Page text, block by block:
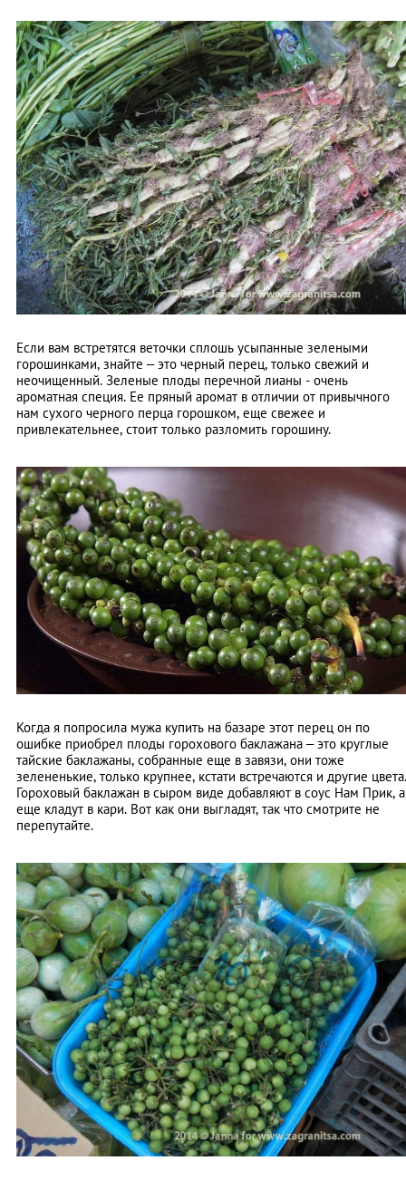
Если вам встретятся веточки сплошь усыпанные зелеными
горошинками, знайте – это черный перец, только свежий и
неочищенный. Зеленые плоды перечной лианы - очень
ароматная специя. Ее пряный аромат в отличии от привычного
нам сухого черного перца горошком, еще свежее и
привлекательнее, стоит только разломить горошину.
Когда я попросила мужа купить на базаре этот перец он по
ошибке приобрел плоды горохового баклажана – это круглые
тайские баклажаны, собранные еще в завязи, они тоже
зелененькие, только крупнее, кстати встречаются и другие цвета.
Гороховый баклажан в сыром виде добавляют в соус Нам Прик, а
еще кладут в кари. Вот как они выгладят, так что смотрите не
перепутайте.